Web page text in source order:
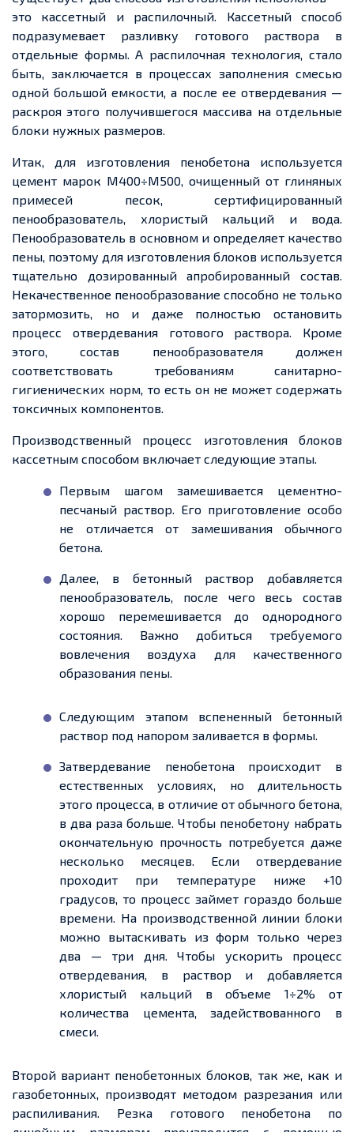
это кассетный и распилочный. Кассетный способ
подразумевает разливку готового раствора в
отдельные формы. А распилочная технология, стало
быть, заключается в процессах заполнения смесью
одной большойемкости, а после ее отвердевания —
раскроя этого получившегося массива на отдельные
блоки нужных размеров.
Итак, для изготовления пенобетона используется
цемент марок М400÷М500, очищенный от глиняных
примесей песок, сертифицированный
пенообразователь, хлористый кальций и вода.
Пенообразователь в основном и определяет качество
пены, поэтому для изготовления блоков используется
тщательно дозированныйапробированный состав.
Некачественное пенообразование способно не только
затормозить, но и даже полностью остановить
процесс отвердевания готового раствора. Кроме
этого, состав пенообразователя должен
соответствовать требованиям санитарно-
гигиенических норм, то есть он не может содержать
токсичных компонентов.
Производственный процесс изготовления блоков
кассетным способом включает следующие этапы.
Первым шагом замешивается цементно-
песчаный раствор. Его приготовление особо
не отличается от замешивания обычного
бетона.
Далее, в бетонный раствор добавляется
пенообразователь, после чего весь состав
хорошо перемешивается до однородного
состояния. Важно добиться требуемого
вовлечения воздуха для качественного
образования пены.
Следующим этапом вспененный бетонный
раствор под напором заливается в формы.
Затвердевание пенобетона происходит в
естественных условиях, но длительность
этого процесса, в отличие от обычного бетона,
в два раза больше. Чтобы пенобетону набрать
окончательную прочность потребуется даже
несколько месяцев. Если отвердевание
проходит при температуре ниже +10
градусов, то процесс займет гораздо больше
времени. На производственной линии блоки
можно вытаскивать из форм только через
два — три дня. Чтобы ускорить процесс
отвердевания, в раствор и добавляется
хлористый кальций вобъеме 1÷2% от
количества цемента, задействованного в
смеси.
Второй вариант пенобетонных блоков, так же, как и
газобетонных, производят методом разрезания или
распиливания. Резка готового пенобетона по